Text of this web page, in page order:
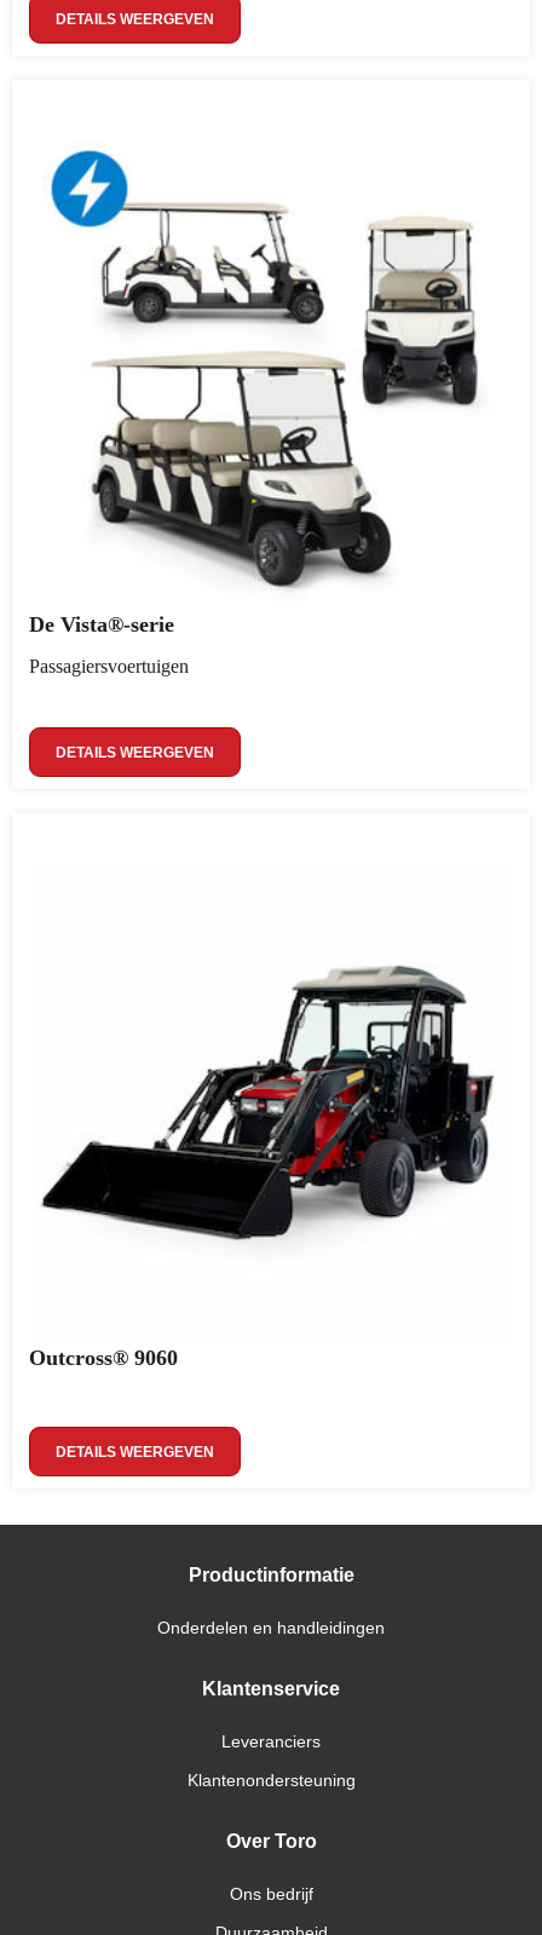
DETAILS WEERGEVEN
De Vista®-serie
Passagiersvoertuigen
DETAILS WEERGEVEN
Outcross® 9060
DETAILS WEERGEVEN
Productinformatie
Onderdelen en handleidingen
Klantenservice
Leveranciers
Klantenondersteuning
Over Toro
Ons bedrijf